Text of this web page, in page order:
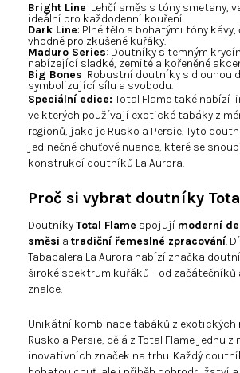
Bright Line: Lehčí směs s tóny smetany,
ideální pro každodenní kouření.
Dark Line: Plné tělo s bohatými tóny kávy,
vhodné pro zkušené kuřáky.
Maduro Series: Doutníky s temným
nabízející sladké, zemité a kořeněné
Big Bones: Robustní doutníky s dlouhou
symbolizující sílu a svobodu.
Speciální edice: Total Flame také nabízí
ve kterých používají exotické tabáky z
regionů, jako je Rusko a Persie. Tyto
jedinečné chuťové nuance, které se
konstrukcí doutníků La Aurora.
Proč si vybrat doutníky
DoutníkyTotal Flame spojují moderní
směsi a tradiční řemeslné zpracování.
Tabacalera La Aurora nabízí značka
široké spektrum kuřáků – od začátečníků
znalce.
Unikátní kombinace tabáků z exotických
Rusko a Persie, dělá z Total Flame jednu z
inovativních značek na trhu. Každý